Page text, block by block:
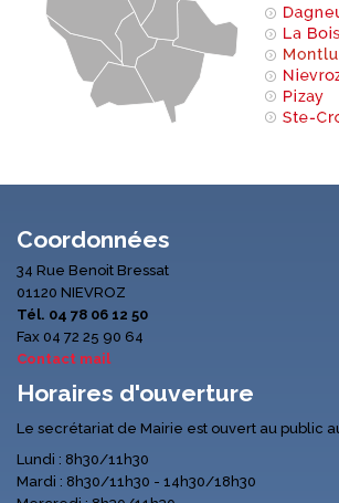
Coordonnées
34 Rue Benoit Bressat
01120 NIEVROZ
Tél. 04 78 06 12 50
Fax 04 72 25 90 64
Contact mail
Horaires d'ouverture
Le secrétariat de Mairie est ouvert au public
Lundi : 8h30/11h30
Mardi : 8h30/11h30 - 14h30/18h30